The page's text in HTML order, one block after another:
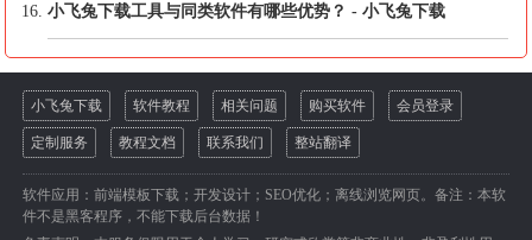
小飞兔下载工具与同类软件有哪些优势？ - 小飞兔下载
小飞兔下载 软件教程 相关问题 购买软件 会员登录
定制服务 教程文档 联系我们 整站翻译
软件应用：前端模板下载；开发设计；SEO优化；离线浏览网页。备注：本软
件不是黑客程序，不能下载后台数据！